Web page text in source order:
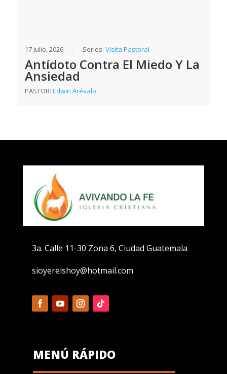
17 julio, 2026 Series:Visita Pastoral
Antídoto Contra El Miedo Y La
Ansiedad
PASTOR:Edwin Arévalo
3a. Calle 11-30 Zona 6, Ciudad Guatemala
sioyereishoy@hotmail.com
MENÚ RÁPIDO